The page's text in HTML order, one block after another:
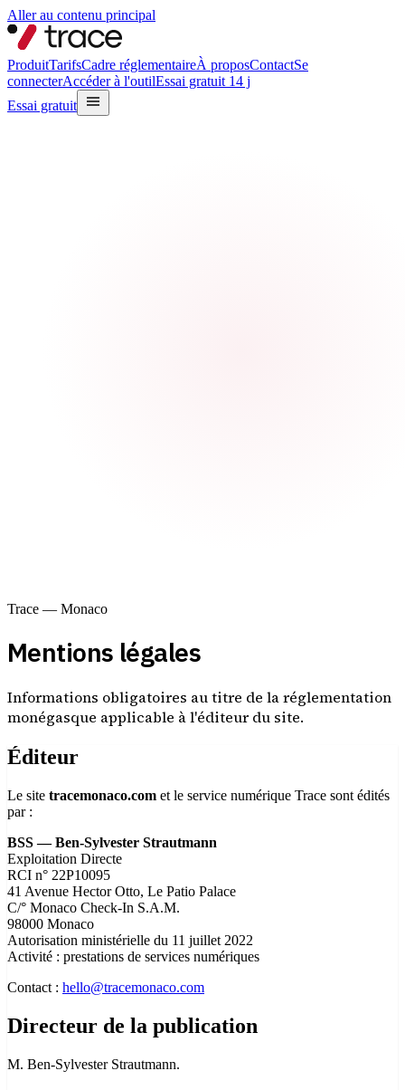
Aller au contenu principal
ProduitTarifsCadre réglementaireÀ proposContactSe
connecterAccéder à l'outilEssai gratuit 14 j
Essai gratuit
Trace — Monaco
Mentions légales
Informations obligatoires au titre de la réglementation
monégasque applicable à l'éditeur du site.
Éditeur
Le site tracemonaco.com et le service numérique Trace sont édités
par :
BSS — Ben-Sylvester Strautmann
Exploitation Directe
RCI n° 22P10095
41 Avenue Hector Otto, Le Patio Palace
C/° Monaco Check-In S.A.M.
98000 Monaco
Autorisation ministérielle du 11 juillet 2022
Activité : prestations de services numériques
Contact : hello@tracemonaco.com
Directeur de la publication
M. Ben-Sylvester Strautmann.